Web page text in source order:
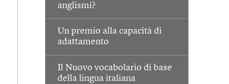
anglismi?
Un premio alla capacità di
adattamento
Il Nuovo vocabolario di base
della lingua italiana